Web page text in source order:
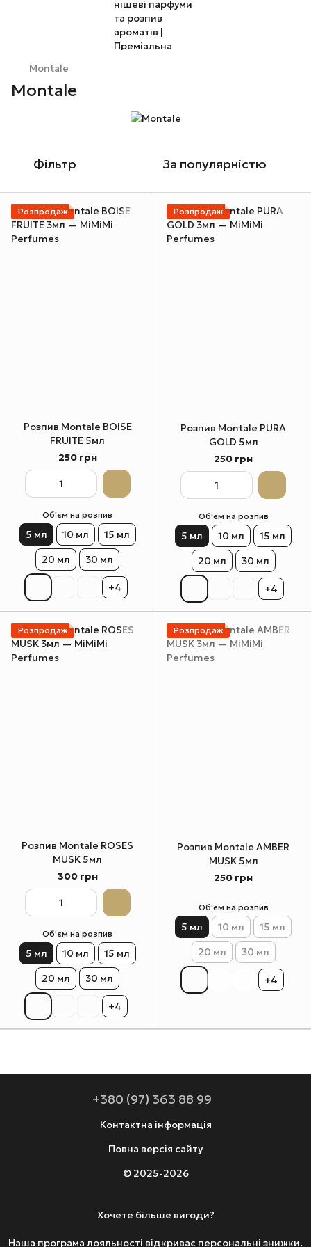
Montale
Montale
Фільтр За популярністю
Розпродаж
Розпив Montale BOISE
FRUITE 5мл
250 грн
Об'єм на розпив
5 мл 10 мл
15 мл
20 мл
30 мл
+4
Розпродаж
Розпив Montale PURA
GOLD 5мл
250 грн
Об'єм на розпив
5 мл 10 мл
15 мл
20 мл
30 мл
+4
Розпродаж
Розпив Montale ROSES
MUSK 5мл
300 грн
Об'єм на розпив
5 мл 10 мл
15 мл
20 мл
30 мл
+4
Розпродаж
Розпив Montale AMBER
MUSK 5мл
250 грн
Об'єм на розпив
5 мл 10 мл
15 мл
20 мл
30 мл
+4
+380 (97) 363 88 99
Контактна інформація
Повна версія сайту
© 2025-2026
Хочете більше вигоди?
Наша програма лояльності відкриває персональні знижки.